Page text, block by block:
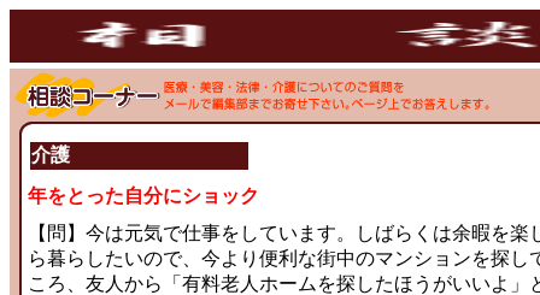
介護
年をとった自分にショック
【問】今は元気で仕事をしています。しばらくは余暇を楽
ら暮らしたいので、今より便利な街中のマンションを探し
ころ、友人から「有料老人ホームを探したほうがいいよ」